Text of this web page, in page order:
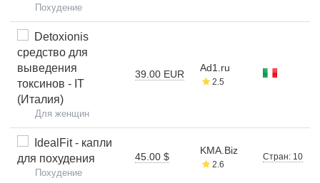
Похудение
Detoxionis
средство для
выведения
токсинов - IT
(Италия)
Для женщин
39.00 EUR
Ad1.ru
2.5
IdealFit - капли
для похудения
Похудение
45.00 $
KMA.Biz
2.6
Стран: 10